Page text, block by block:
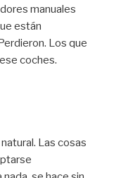
manuales
están
Los que
coches.
Las cosas